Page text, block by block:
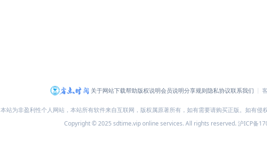
关于网站下载帮助版权说明会员说明分享规则隐私协议联系我们
本站为非盈利性个人网站，本站所有软件来自互联网，版权属原著所有，如有需要请购买正版。如有侵
Copyright © 2025 sdtime.vip online services. All rights reserved.沪ICP备